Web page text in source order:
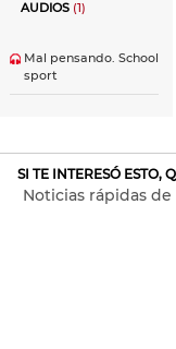
AUDIOS (1)
Mal pensando. School
sport
SI TE INTERESÓ ESTO,
Noticias rápidas de